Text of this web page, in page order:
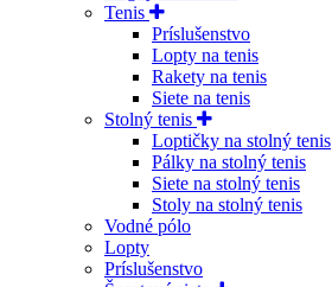
Tenis
Príslušenstvo
Lopty na tenis
Rakety na tenis
Siete na tenis
Stolný tenis
Loptičky na stolný tenis
Pálky na stolný tenis
Siete na stolný tenis
Stoly na stolný tenis
Vodné pólo
Lopty
Príslušenstvo